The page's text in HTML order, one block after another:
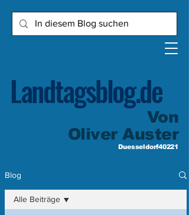
Landtagsblog.de
Von
Oliver Auster
Duesseldorf40221
Blog
Alle Beiträge